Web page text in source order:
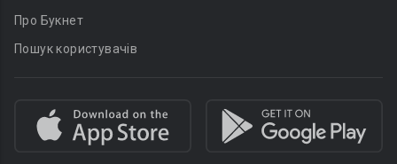
Про Букнет
Пошук користувачів